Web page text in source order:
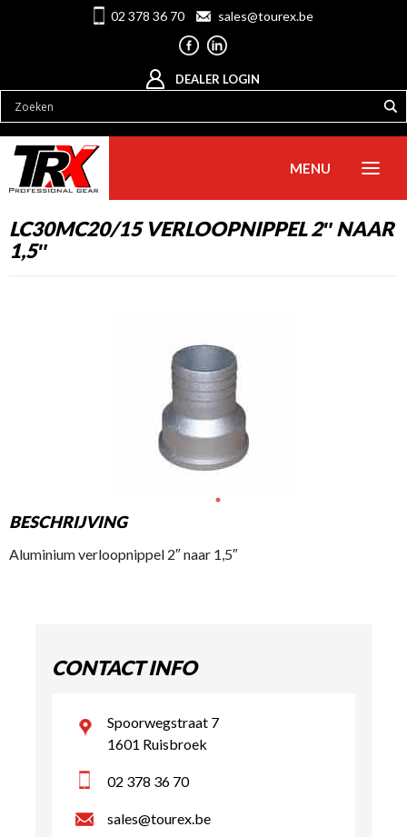
02 378 36 70 sales@tourex.be
DEALER LOGIN
MENU
LC30MC20/15 VERLOOPNIPPEL 2″ NAAR
1,5″
BESCHRIJVING
Aluminium verloopnippel 2″ naar 1,5″
CONTACT INFO
Spoorwegstraat 7
1601 Ruisbroek
02 378 36 70
sales@tourex.be